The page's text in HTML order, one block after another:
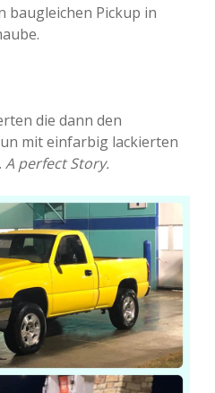
2020
2023
baugleichen Pickup in
die dann den
mit einfarbig lackierten
A perfect Story.